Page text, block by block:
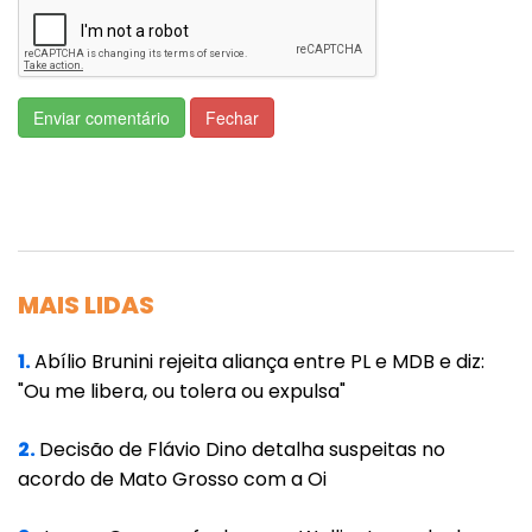
Ao ajustar a comunicação, a empresa viu a
satisfação subir 15%.
Netnografia: o mapa para entender o
consumidor
digital. Como explica Don Peppers, autor
marketing está em tratar cada cliente como
único”. A netnografia faz exatamente isso: ela
mapeia sentimentos, medos e desejos em
plataformas como Instagram e X, onde as
Enviar comentário Fechar
MAIS LIDAS
1.Abílio Brunini rejeita aliança entre PL e MDB e diz:
"Ou me libera, ou tolera ou expulsa"
2.Decisão de Flávio Dino detalha suspeitas no
acordo de Mato Grosso com a Oi